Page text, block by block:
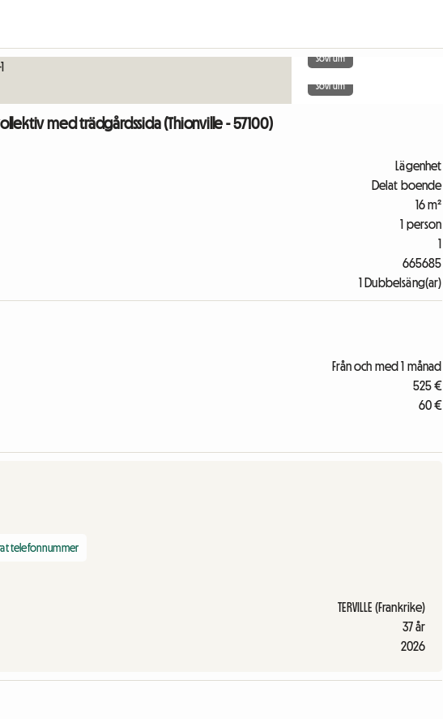
Sovrum
Sovrum
med trädgårdssida (Thionville - 57100)
Lägenhet
Delat boende
16 m²
1 person
1
665685
1 Dubbelsäng(ar)
Från och med 1 månad
525 €
60 €
telefonnummer
TERVILLE (Frankrike)
37 år
2026